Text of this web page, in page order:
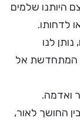
היותנו שלמים
לדחותו.
לנו
המתחדשת אל
ואדמה.
החושך לאור,